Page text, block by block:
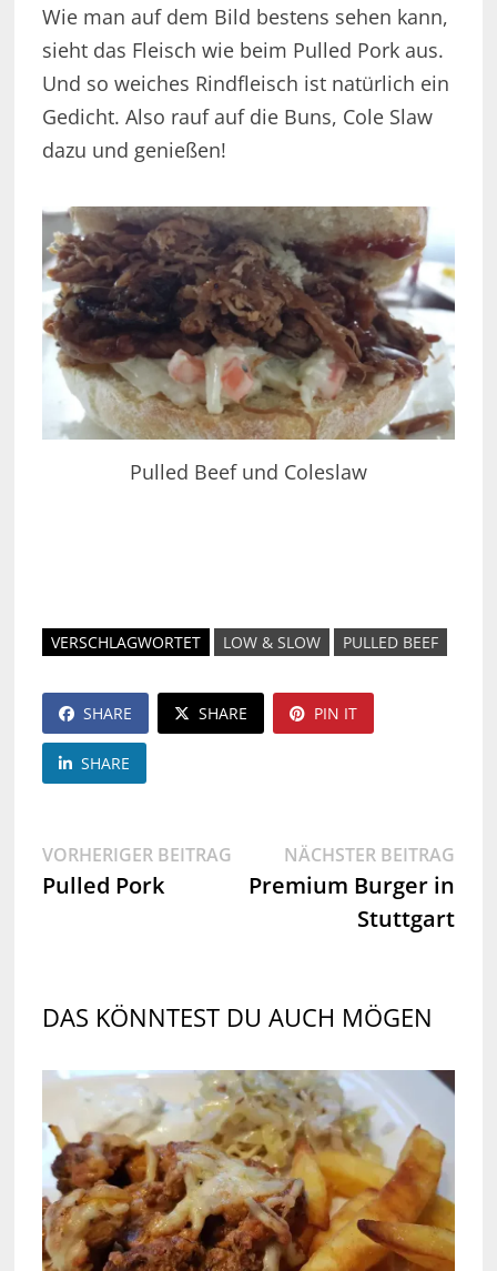
Wie man auf dem Bild bestens sehen kann,
sieht das Fleisch wie beim Pulled Pork aus.
Und so weiches Rindfleisch ist natürlich ein
Gedicht. Also rauf auf die Buns, Cole Slaw
dazu und genießen!
Pulled Beef und Coleslaw
VERSCHLAGWORTET LOW & SLOW PULLED BEEF
SHARE SHARE PIN IT
SHARE
Beitragsnavigation
VORHERIGER BEITRAGVorheriger
Beitrag:
Pulled Pork
NÄCHSTER BEITRAG
Premium Burger in
Stuttgart
DAS KÖNNTEST DU AUCH MÖGEN